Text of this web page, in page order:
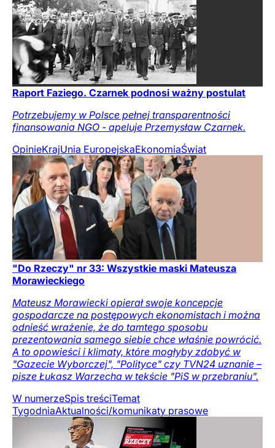
Raport Faziego. Czarnek podnosi ważny postulat
Potrzebujemy w Polsce pełnej transparentności
finansowania NGO - apeluje Przemysław Czarnek.
OpinieKrajUnia EuropejskaEkonomiaŚwiat
"Do Rzeczy" nr 33: Wszystkie maski Mateusza
Morawieckiego
Mateusz Morawiecki opierał swoje koncepcje
gospodarcze na postępowych ekonomistach i można
odnieść wrażenie, że do tamtego sposobu
prezentowania samego siebie chce właśnie powrócić.
A to opowieści i klimaty, które mogłyby zdobyć w
"Gazecie Wyborczej", "Polityce" czy TVN24 uznanie –
pisze Łukasz Warzecha w tekście "PiS w przebraniu".
W numerzeSpis treściTemat
TygodniaAktualności/komunikaty prasowe